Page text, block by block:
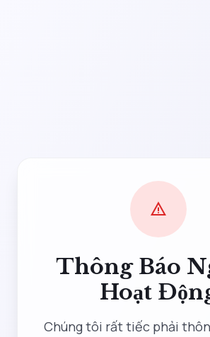
warning
Thông Báo
Hoạt
Chúng tôi rất tiếc phải